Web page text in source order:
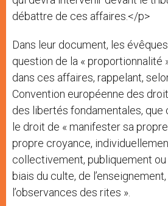
débattre de ces affaires.</p>
Dans leur document, les
question de la « proportionnalité
dans ces affaires, rappelant,
Convention européenne des
des libertés fondamentales, que
le droit de « manifester sa
propre croyance,
collectivement, publiquement ou
biais du culte, de
l’observances des rites ».